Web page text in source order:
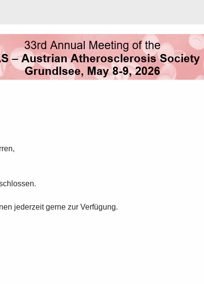
jederzeit gerne zur Verfügung.